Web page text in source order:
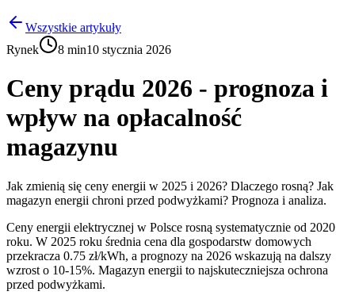
Wszystkie artykuły
Rynek
8 min10 stycznia 2026
Ceny prądu 2026 - prognoza i
wpływ na opłacalność
magazynu
Jak zmienią się ceny energii w 2025 i 2026? Dlaczego rosną? Jak
magazyn energii chroni przed podwyżkami? Prognoza i analiza.
Ceny energii elektrycznej w Polsce rosną systematycznie od 2020
roku. W 2025 roku średnia cena dla gospodarstw domowych
przekracza 0.75 zł/kWh, a prognozy na 2026 wskazują na dalszy
wzrost o 10-15%. Magazyn energii to najskuteczniejsza ochrona
przed podwyżkami.